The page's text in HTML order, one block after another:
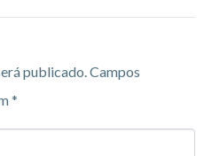
publicado.Campos
*